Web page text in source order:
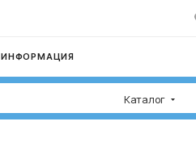
ИНФОРМАЦИЯ
Каталог